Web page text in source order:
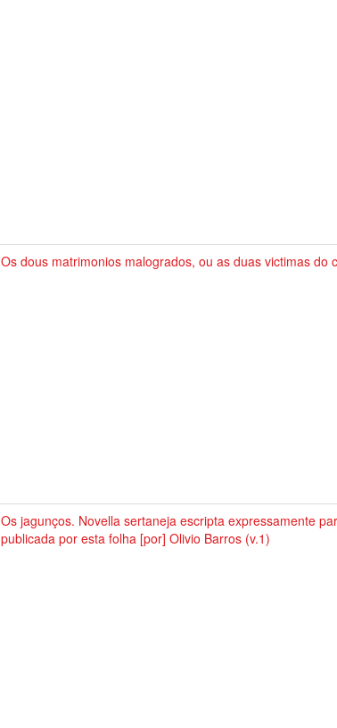
Os dous matrimonios malogrados, ou as duas victimas do
Os jagunços. Novella sertaneja escripta expressamente
publicada por esta folha [por] Olivio Barros (v.1)